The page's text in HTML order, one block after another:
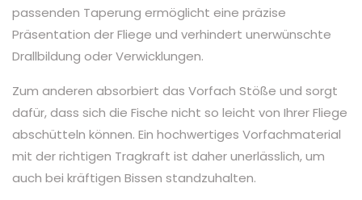
passenden Taperung ermöglicht eine präzise
Präsentation der Fliege und verhindert unerwünschte
Drallbildung oder Verwicklungen.
Zum anderen absorbiert das Vorfach Stöße und sorgt
dafür, dass sich die Fische nicht so leicht von Ihrer Fliege
abschütteln können. Ein hochwertiges Vorfachmaterial
mit der richtigen Tragkraft ist daher unerlässlich, um
auch bei kräftigen Bissen standzuhalten.